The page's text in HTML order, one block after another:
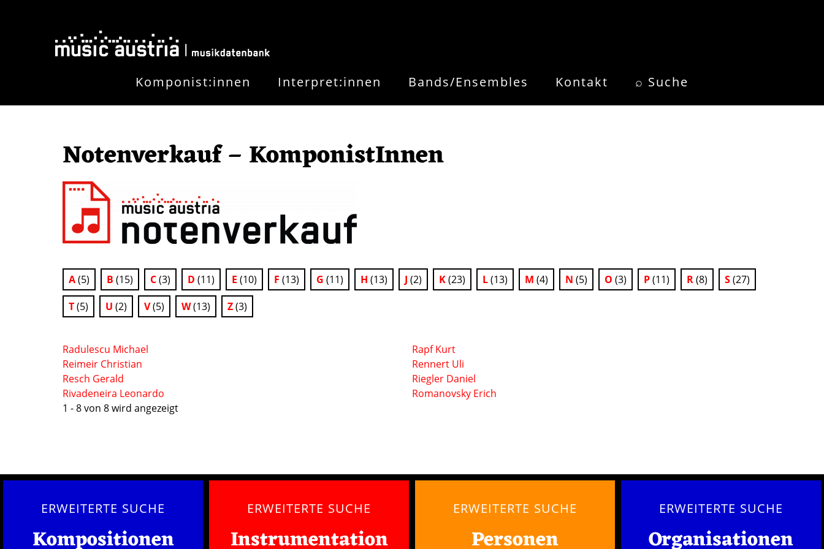
Komponist:innen Interpret:innen Bands/Ensembles Kontakt ⌕ Suche
Notenverkauf – KomponistInnen
Image
A(5) B (15) C(3) D (11) E (10) F (13) G (11) H (13) J (2) K(23) L(13) M (4) N (5) O (3) P(11) R(8) S(27)
T(5) U (2) V(5) W(13) Z(3)
Radulescu Michael
Rapf Kurt
Reimeir Christian
Rennert Uli
Resch Gerald
Riegler Daniel
Rivadeneira Leonardo
Romanovsky Erich
1 - 8 von 8 wird angezeigt
ERWEITERTE SUCHE
Kompositionen
ERWEITERTE SUCHE
Instrumentation
ERWEITERTE SUCHE
Personen
ERWEITERTE SUCHE
Organisationen